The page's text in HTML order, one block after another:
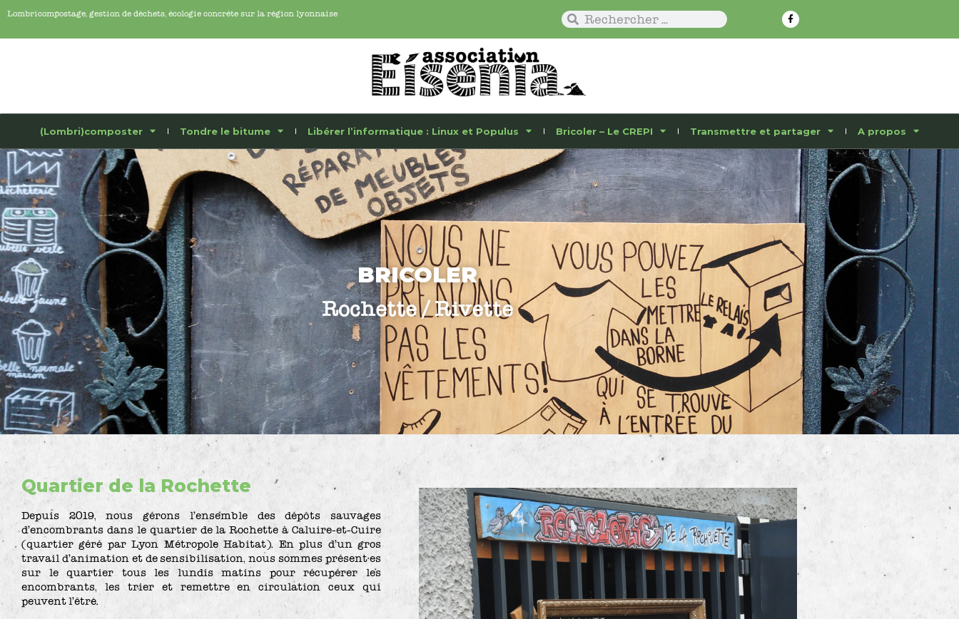
Lombricompostage, gestion de déchets, écologie concrête sur la région lyonnaise
(Lombri)composter Tondre le bitume Libérer l’informatique : Linux et Populus Bricoler – Le CREPI Transmettre et partager A propos
BRICOLER
Rochette / Rivette
Quartier de la Rochette
Depuis 2019, nous gérons l’ensemble des dépôts sauvages
d’encombrants dans le quartier de la Rochette à Caluire-et-Cuire
(quartier géré par Lyon Métropole Habitat). En plus d’un gros
travail d’animation et de sensibilisation, nous sommes présent·es
sur le quartier tous les lundis matins pour récupérer les
encombrants, les trier et remettre en circulation ceux qui
peuvent l’être.